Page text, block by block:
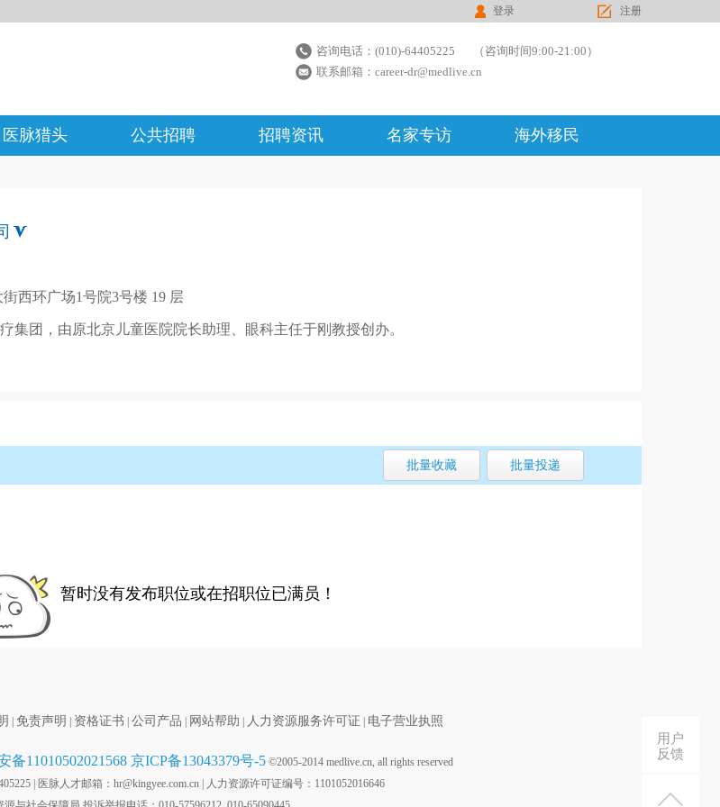
登录 注册
咨询电话：(010)-64405225
（咨询时间9:00-21:00）
联系邮箱：career-dr@medlive.cn
医脉猎头 公共招聘 招聘资讯 名家专访 海外移民
西环广场1号院3号楼 19 层
集团，由原北京儿童医院院长助理、眼科主任于刚教授创办。
暂时没有发布职位或在招职位已满员！
用户
反馈
免责声明 资格证书 公司产品 网站帮助 人力资源服务许可证 电子营业执照
备11010502021568 京ICP备13043379号-5 ©2005-2014 medlive.cn, all rights reserved
| 医脉人才邮箱：hr@kingyee.com.cn | 人力资源许可证编号：1101052016646